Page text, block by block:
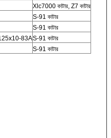
Xlc7000 কাটার, Z7 কাটার
S-91 কাটার
S-91 কাটার
83AS-91 কাটার
S-91 কাটার